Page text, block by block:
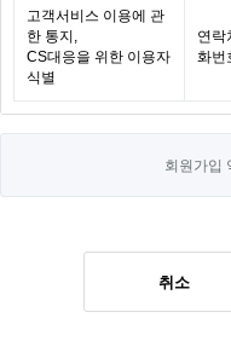
고객서비스 이용에 관
한 통지,
CS대응을 위한 이용자
식별
연락
화번
회원가입
취소